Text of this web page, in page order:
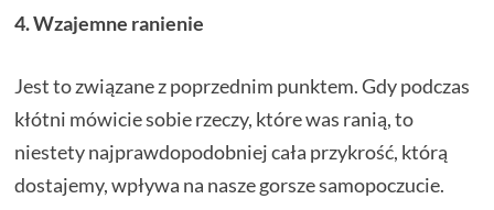
4. Wzajemne ranienie
Jest to związane z poprzednim punktem. Gdy podczas
kłótni mówicie sobie rzeczy, które was ranią, to
niestety najprawdopodobniej cała przykrość, którą
dostajemy, wpływa na nasze gorsze samopoczucie.